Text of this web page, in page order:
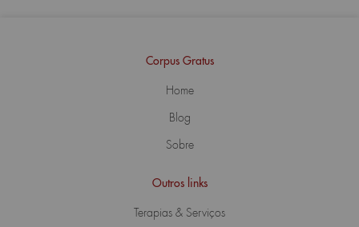
Corpus Gratus
Home
Blog
Sobre
Outros links
Terapias & Serviços